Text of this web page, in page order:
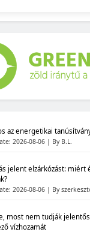
az energetikai
2026-08-06 By B.L.
jelent elzárkózást: miért
2026-08-06 By
most nem tudják
vízhozamát